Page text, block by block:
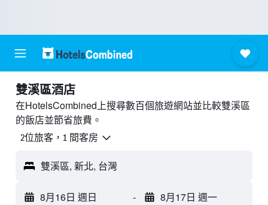
雙溪區酒店
在HotelsCombined上搜尋數百個旅遊網站並比較雙溪區
的飯店並節省旅費。
2位旅客，1 間客房
雙溪區, 新北, 台灣
8月16日 週日 - 8月17日 週一